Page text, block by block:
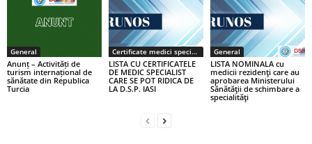
General
Anunț – Activități de
turism internațional de
sănătate din Republica
Turcia
Certificate medici specialiști / primari
LISTA CU CERTIFICATELE
DE MEDIC SPECIALIST
CARE SE POT RIDICA DE
LA D.S.P. IASI
General
LISTA NOMINALA cu
medicii rezidenţi care au
aprobarea Ministerului
Sănătăţii de schimbare a
specialităţi